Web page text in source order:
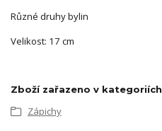
Různé druhy bylin
Velikost: 17 cm
Zboží zařazeno v kategoriích
Zápichy